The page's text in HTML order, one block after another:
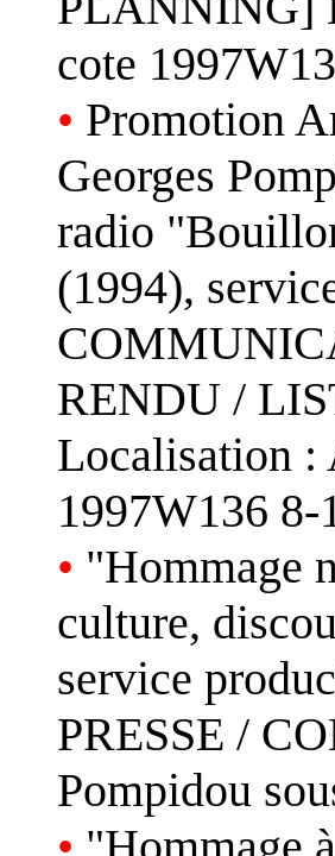
cote
• Promotion
Georges
radio
(1994),
RENDU /
Localisation :
1997W136 8-
• "Hommage
culture,
service
PRESSE /
Pompidou